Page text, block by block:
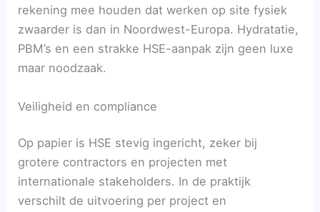
rekening mee houden dat werken op site fysiek
zwaarder is dan in Noordwest-Europa. Hydratatie,
PBM’s en een strakke HSE-aanpak zijn geen luxe
maar noodzaak.
Veiligheid en compliance
Op papier is HSE stevig ingericht, zeker bij
grotere contractors en projecten met
internationale stakeholders. In de praktijk
verschilt de uitvoering per project en